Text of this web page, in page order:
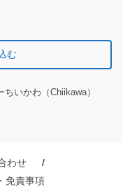
む
ちいかわ（Chiikawa）
わせ
免責事項